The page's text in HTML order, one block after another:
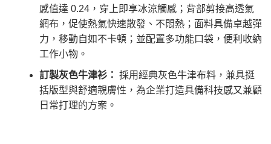
感值達 0.24，穿上即享冰涼觸感；背部剪接高透氣
網布，促使熱氣快速散發、不悶熱；面料具備卓越彈
力，移動自如不卡頓；並配置多功能口袋，便利收納
工作小物。
訂製灰色牛津衫： 採用經典灰色牛津布料，兼具挺
括版型與舒適親膚性，為企業打造具備科技感又兼顧
日常打理的方案。